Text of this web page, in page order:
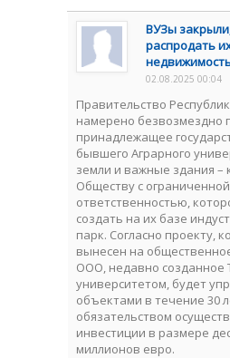
ВУЗы
распродать
02.08.2025 00:04
Правительство
намерено безвозмездно
принадлежащее
бывшего Аграрного
земли и важные здания –
Обществу с ограниченной
ответственностью,
создать на их базе
парк. Согласно проекту,
вынесен на
ООО, недавно созданное
университетом, будет
объектами в течение 30
обязательством
инвестиции в размере
миллионов евро.